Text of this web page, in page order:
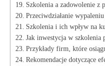
Szkolenia a zadowolenie z
Przeciwdziałanie
Szkolenia i ich wpływ na
Jak inwestycja w szkolenia
Przykłady firm, które
Rekomendacje dotyczące